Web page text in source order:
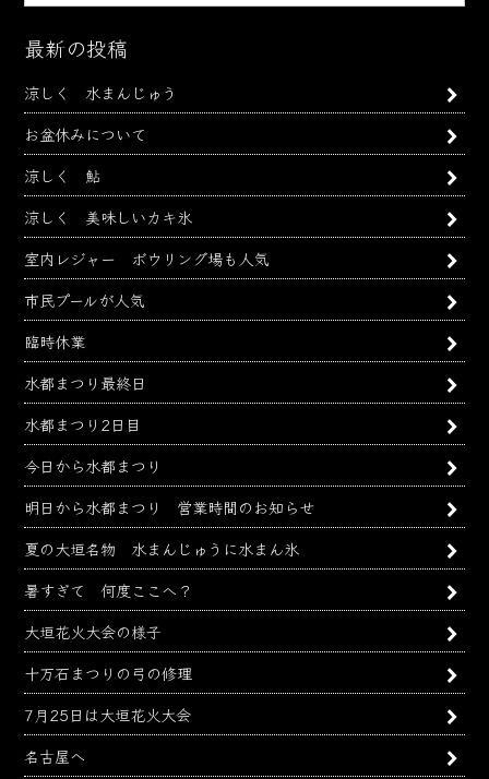
ー
イ
ブ
最新の投稿
涼しく 水まんじゅう
お盆休みについて
涼しく 鮎
涼しく 美味しいカキ氷
室内レジャー ボウリング場も人気
市民プールが人気
臨時休業
水都まつり最終日
水都まつり2日目
今日から水都まつり
明日から水都まつり 営業時間のお知らせ
夏の大垣名物 水まんじゅうに水まん氷
暑すぎて 何度ここへ？
大垣花火大会の様子
十万石まつりの弓の修理
7月25日は大垣花火大会
名古屋へ